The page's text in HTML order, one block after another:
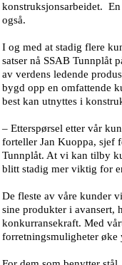
konstruksjonsarbeidet.
også.
I og med at stadig flere
satser nå SSAB Tunnplåt
av verdens ledende
bygd opp en omfattende
best kan utnyttes i
– Etterspørsel etter vår
forteller Jan Kuoppa, sjef
Tunnplåt. At vi kan tilby
blitt stadig mer viktig for
De fleste av våre kunder
sine produkter i avansert,
konkurransekraft. Med
forretningsmuligheter øke